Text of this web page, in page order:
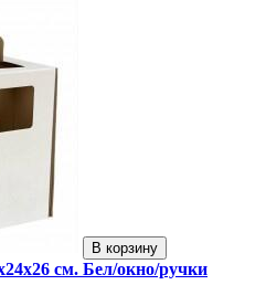
В корзину
см. Бел/окно/ручки